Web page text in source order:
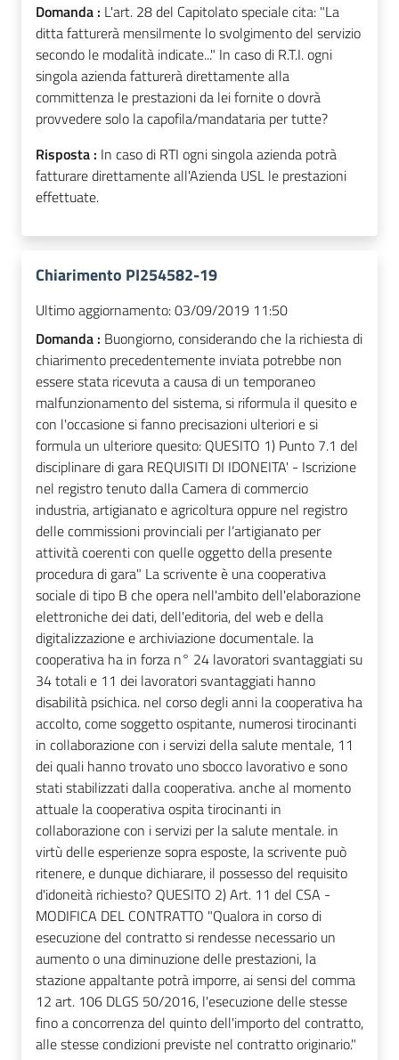
Domanda : L'art. 28 del Capitolato speciale cita: "La
ditta fatturerà mensilmente lo svolgimento del servizio
secondo le modalità indicate..." In caso di R.T.I. ogni
singola azienda fatturerà direttamente alla
committenza le prestazioni da lei fornite o dovrà
provvedere solo la capofila/mandataria per tutte?
Risposta : In caso di RTI ogni singola azienda potrà
fatturare direttamente all'Azienda USL le prestazioni
effettuate.
Chiarimento PI254582-19
Ultimo aggiornamento:03/09/2019 11:50
Domanda : Buongiorno, considerando che la richiesta di
chiarimento precedentemente inviata potrebbe non
essere stata ricevuta a causa di un temporaneo
malfunzionamento del sistema, si riformula il quesito e
con l'occasione si fanno precisazioni ulteriori e si
formula un ulteriore quesito: QUESITO 1) Punto 7.1 del
disciplinare di gara REQUISITI DI IDONEITA' - Iscrizione
nel registro tenuto dalla Camera di commercio
industria, artigianato e agricoltura oppure nel registro
delle commissioni provinciali per l’artigianato per
attività coerenti con quelle oggetto della presente
procedura di gara" La scrivente è una cooperativa
sociale di tipo B che opera nell'ambito dell'elaborazione
elettroniche dei dati, dell'editoria, del web e della
digitalizzazione e archiviazione documentale. la
cooperativa ha in forza n° 24 lavoratori svantaggiati su
34 totali e 11 dei lavoratori svantaggiati hanno
disabilità psichica. nel corso degli anni la cooperativa ha
accolto, come soggetto ospitante, numerosi tirocinanti
in collaborazione con i servizi della salute mentale, 11
dei quali hanno trovato uno sbocco lavorativo e sono
stati stabilizzati dalla cooperativa. anche al momento
attuale la cooperativa ospita tirocinanti in
collaborazione con i servizi per la salute mentale. in
virtù delle esperienze sopra esposte, la scrivente può
ritenere, e dunque dichiarare, il possesso del requisito
d'idoneità richiesto? QUESITO 2) Art. 11 del CSA -
MODIFICA DEL CONTRATTO "Qualora in corso di
esecuzione del contratto si rendesse necessario un
aumento o una diminuzione delle prestazioni, la
stazione appaltante potrà imporre, ai sensi del comma
12 art. 106 DLGS 50/2016, l'esecuzione delle stesse
fino a concorrenza del quinto dell'importo del contratto,
alle stesse condizioni previste nel contratto originario."